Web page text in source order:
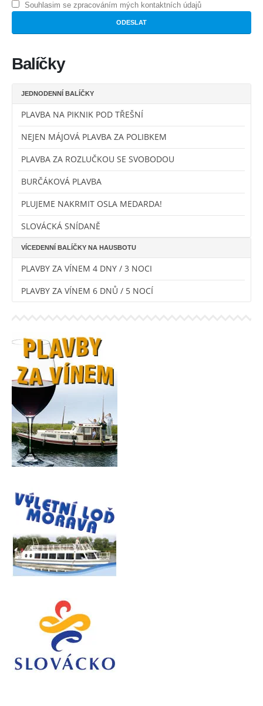
Souhlasim se zpracováním mých kontaktních údajů
Balíčky
JEDNODENNÍ BALÍČKY
PLAVBA NA PIKNIK POD TŘEŠNÍ
NEJEN MÁJOVÁ PLAVBA ZA POLIBKEM
PLAVBA ZA ROZLUČKOU SE SVOBODOU
BURČÁKOVÁ PLAVBA
PLUJEME NAKRMIT OSLA MEDARDA!
SLOVÁCKÁ SNÍDANĚ
VÍCEDENNÍ BALÍČKY NA HAUSBOTU
PLAVBY ZA VÍNEM 4 DNY / 3 NOCI
PLAVBY ZA VÍNEM 6 DNŮ / 5 NOCÍ